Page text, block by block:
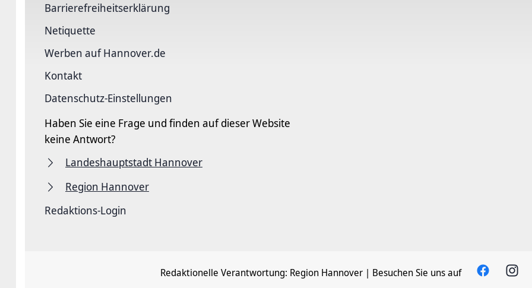
Barriere­freiheits­erklärung
Netiquette
Werben auf Hannover.de
Kontakt
Datenschutz-Einstellungen
Haben Sie eine Frage und finden auf dieser Website
keine Antwort?
Landeshauptstadt Hannover
Region Hannover
Redaktions-Login
Redaktionelle Verantwortung: Region Hannover | Besuchen Sie uns auf